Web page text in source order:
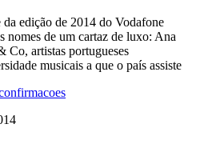
edição de 2014 do Vodafone
nomes de um cartaz de luxo: Ana
Co, artistas portugueses
musicais a que o país assiste